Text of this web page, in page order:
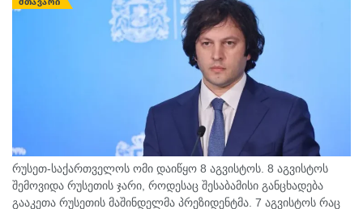
რუსეთ-საქართველოს ომი დაიწყო 8 აგვისტოს. 8 აგვისტოს
შემოვიდა რუსეთის ჯარი, როდესაც შესაბამისი განცხადება
გააკეთა რუსეთის მაშინდელმა პრეზიდენტმა. 7 აგვისტოს რაც